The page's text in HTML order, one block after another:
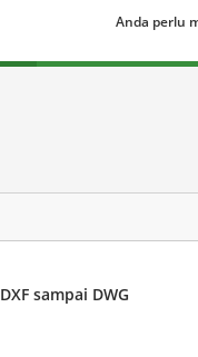
Anda perlu
DXF sampai DWG